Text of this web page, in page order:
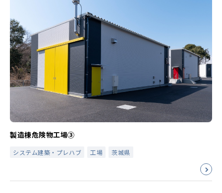
製造棟危険物工場③
システム建築・プレハブ 工場 茨城県